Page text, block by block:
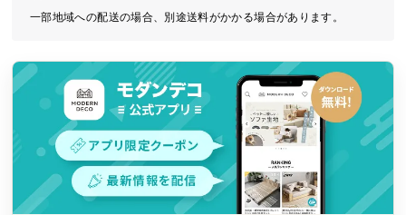
キ
グ
一部地域への配送の場合、別途送料がかかる場合があります。